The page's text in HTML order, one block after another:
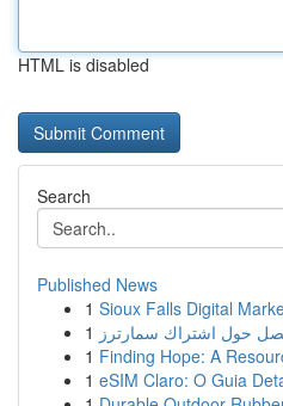
HTML is disabled
Search
Published News
1 Sioux Falls Digital
1 حول اشتراك سمارترز
1 Finding Hope: A
1 eSIM Claro: O Guia